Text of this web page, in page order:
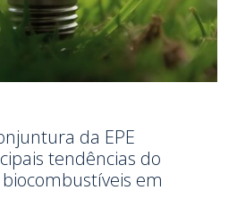
da EPE
tendências do
em